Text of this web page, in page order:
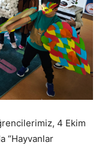
4 Ekim
“Hayvanlar